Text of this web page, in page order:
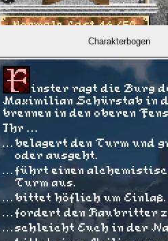
Charakterbogen